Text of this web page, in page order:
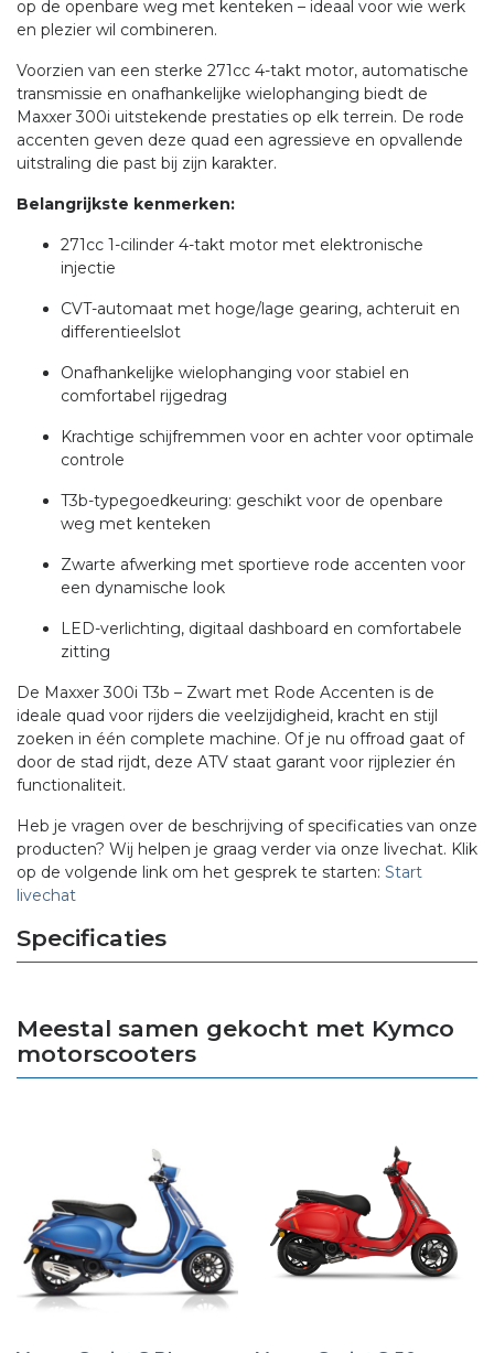
op de openbare weg met kenteken – ideaal voor wie werk
en plezier wil combineren.
Voorzien van een sterke 271cc 4-takt motor, automatische
transmissie en onafhankelijke wielophanging biedt de
Maxxer 300i uitstekende prestaties op elk terrein. De rode
accenten geven deze quad een agressieve en opvallende
uitstraling die past bij zijn karakter.
Belangrijkste kenmerken:
271cc 1-cilinder 4-takt motor met elektronische
injectie
CVT-automaat met hoge/lage gearing, achteruit en
differentieelslot
Onafhankelijke wielophanging voor stabiel en
comfortabel rijgedrag
Krachtige schijfremmen voor en achter voor optimale
controle
T3b-typegoedkeuring: geschikt voor de openbare
weg met kenteken
Zwarte afwerking met sportieve rode accenten voor
een dynamische look
LED-verlichting, digitaal dashboard en comfortabele
zitting
De Maxxer 300i T3b – Zwart met Rode Accenten is de
ideale quad voor rijders die veelzijdigheid, kracht en stijl
zoeken in één complete machine. Of je nu offroad gaat of
door de stad rijdt, deze ATV staat garant voor rijplezier én
functionaliteit.
Heb je vragen over de beschrijving of specificaties van onze
producten? Wij helpen je graag verder via onze livechat. Klik
op de volgende link om het gesprek te starten: Start
livechat
Specificaties
Meestal samen gekocht met Kymco
motorscooters